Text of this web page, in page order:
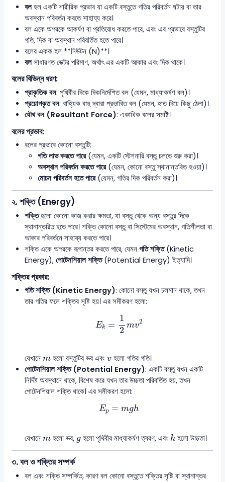
বলহল একটি শারীরিক প্রভাব যা একটি বস্তুতে গতির পরিবর্তন ঘটায় বা তার
অবস্থান পরিবর্তন করতে সাহায্য করে।
বল একে অপরকে আকর্ষণ বা প্রতিরোধ করতে পারে, এবং এর প্রভাবে বস্তুটির
গতি, দিক বা অবস্থান পরিবর্তিত হতে পারে।
বলের একক হল **নিউটন (N)**।
বলসাধারণত ভেক্টর পরিমাণ, অর্থাৎ এর একটি আকার এবং দিক থাকে।
বলের বিভিন্ন ধরণ:
প্রাকৃতিক বল: পৃথিবীর দিকে দিকনির্দেশিত বল (যেমন, মাধ্যাকর্ষণ বল)।
প্রয়োগকৃত বল: বাহ্যিক বাহু দ্বারা প্রভাবিত বল (যেমন, হাত দিয়ে কিছু ঠেলা)।
যৌথ বল (Resultant Force): একাধিক বলের সমষ্টি।
বলের প্রভাব:
বলের প্রভাবে কোনো বস্তুটি:
গতি লাভ করতে পারে(যেমন, একটি স্টেশনারি বস্তু চলতে শুরু করা)।
অবস্থান পরিবর্তন করতে পারে(যেমন, কোনো বস্তু স্থানান্তরিত হওয়া)।
মোচন পরিবর্তন হতে পারে(যেমন, গতির দিক পরিবর্তন করা)।
২.শক্তি (Energy)
শক্তিহলো কোনো কাজ করার ক্ষমতা, যা বস্তু থেকে অন্য বস্তুর দিকে
স্থানান্তরিত হতে পারে। শক্তি কোনো বস্তু বা সিস্টেমের অবস্থান, গতিশীলতা বা
আকার পরিবর্তনে সাহায্য করতে পারে।
শক্তি একে অপরকে রূপান্তর করতে পারে, যেমন গতি শক্তি(Kinetic
Energy), পোটেনশিয়াল শক্তি(Potential Energy) ইত্যাদি।
শক্তির প্রকার:
গতি শক্তি (Kinetic Energy): কোনো বস্তু যখন চলমান থাকে, তখন
তার গতির ফলে শক্তির সৃষ্টি হয়। এর সমীকরণ হলো:
Ek =
1
2
mv2
2m
যেখানে m
mহলো বস্তুটির ভর এবং v
vহলো গতির গতি।
পোটেনশিয়াল শক্তি (Potential Energy): একটি বস্তু যখন একটি
নির্দিষ্ট অবস্থানে থাকে, বিশেষ করে যখন তার উচ্চতা পরিবর্তিত হয়, তখন
পোটেনশিয়াল শক্তি থাকে। এর সমীকরণ হলো:
Ep = mgh
Ep =mgh
যেখানে m
mহলো ভর, g
g হলো পৃথিবীর মাধ্যাকর্ষণ ত্বরণ, এবং h
h হলো উচ্চতা।
৩.বল ও শক্তির সম্পর্ক
বল এবং শক্তি সম্পর্কিত, কারণ বল কোনো বস্তুতে শক্তির সৃষ্টি বা স্থানান্তর